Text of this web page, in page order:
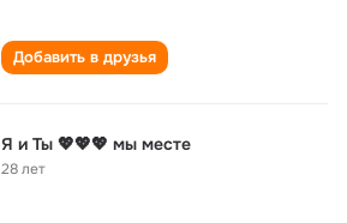
Добавить в друзья
Я и Ты 💖💖💖 мы месте
28 лет